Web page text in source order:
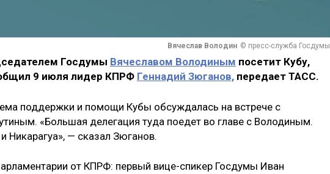
Вячеслав Володин © пресс-служба Госдумы
Госдумы Вячеславом Володиным посетит Кубу,
9 июля лидер КПРФ Геннадий Зюганов, передает ТАСС.
поддержки и помощи Кубы обсуждалась на встрече с
«Большая делегация туда поедет во главе с Володиным.
Никарагуа», — сказал Зюганов.
от КПРФ: первый вице-спикер Госдумы Иван